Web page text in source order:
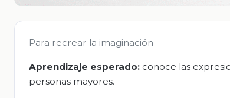
Para recrear la imaginación
Aprendizaje esperado: conoce las
personas mayores.